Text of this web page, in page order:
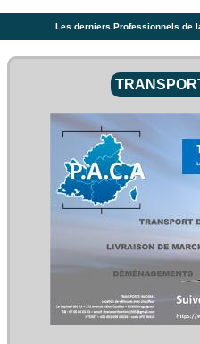
Les derniers Professionnels de